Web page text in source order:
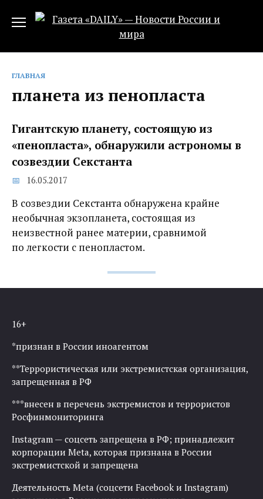
ГЛАВНАЯ
планета из пенопласта
Гигантскую планету, состоящую из
«пенопласта», обнаружили астрономы в
созвездии Секстанта
16.05.2017
В созвездии Секстанта обнаружена крайне
необычная экзопланета, состоящая из
неизвестной ранее материи, сравнимой
по легкости с пенопластом.
16+
*признан в России иноагентом
**Террористическая или экстремистская организация,
запрещенная в РФ
***внесен в перечень экстремистов и террористов
Росфинмониторинга
Instagram — соцсеть запрещена в РФ; принадлежит
корпорации Meta, которая признана в России
экстремистской и запрещена
Деятельность Meta (соцсети Facebook и Instagram)